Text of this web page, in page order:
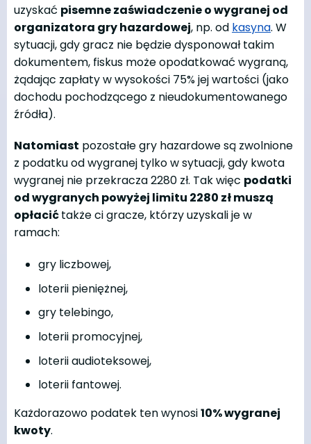
uzyskać pisemne zaświadczenie o wygranej od
organizatora gry hazardowej, np. od kasyna. W
sytuacji, gdy gracz nie będzie dysponował takim
dokumentem, fiskus może opodatkować wygraną,
żądając zapłaty w wysokości 75% jej wartości (jako
dochodu pochodzącego z nieudokumentowanego
źródła).
Natomiast pozostałe gry hazardowe są zwolnione
z podatku od wygranej tylko w sytuacji, gdy kwota
wygranej nie przekracza 2280 zł. Tak więc podatki
od wygranych powyżej limitu 2280 zł muszą
opłacićtakże ci gracze, którzy uzyskali je w
ramach:
gry liczbowej,
loterii pieniężnej,
gry telebingo,
loterii promocyjnej,
loterii audioteksowej,
loterii fantowej.
Każdorazowo podatek ten wynosi10% wygranej
kwoty.